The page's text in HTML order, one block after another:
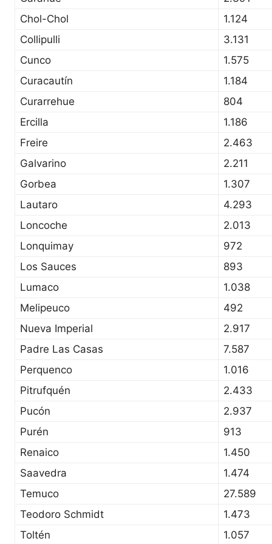
Chol-Chol
1.124
Collipulli
3.131
Cunco
1.575
Curacautín
1.184
Curarrehue
804
Ercilla
1.186
Freire
2.463
Galvarino
2.211
Gorbea
1.307
Lautaro
4.293
Loncoche
2.013
Lonquimay
972
Los Sauces
893
Lumaco
1.038
Melipeuco
492
Nueva Imperial
2.917
Padre Las Casas
7.587
Perquenco
1.016
Pitrufquén
2.433
Pucón
2.937
Purén
913
Renaico
1.450
Saavedra
1.474
Temuco
27.589
Teodoro Schmidt
1.473
Toltén
1.057